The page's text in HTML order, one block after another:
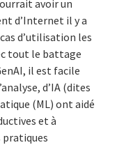
avoir un
d’Internet il y a
d’utilisation les
tout le battage
il est facile
d’IA (dites
(ML) ont aidé
et à
pratiques